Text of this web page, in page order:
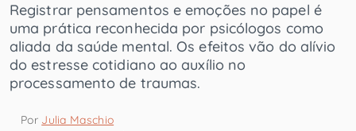
Registrar pensamentos e emoções no papel é
uma prática reconhecida por psicólogos como
aliada da saúde mental. Os efeitos vão do alívio
do estresse cotidiano ao auxílio no
processamento de traumas.
Por Julia Maschio